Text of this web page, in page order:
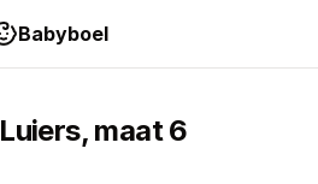
Babyboel
Luiers, maat6